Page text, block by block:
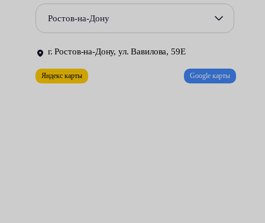
производителя смазочных материалов.
Для замены внутреннего ШРУСа приходится полностью
работу можно выполнить лишь в условиях хорошо
оборудованной мастерской. Автомобилистов, желающих
Ростов-на-Дону
г. Ростов-на-Дону, ул. Вавилова, 59Е
Яндекс карты Google карты